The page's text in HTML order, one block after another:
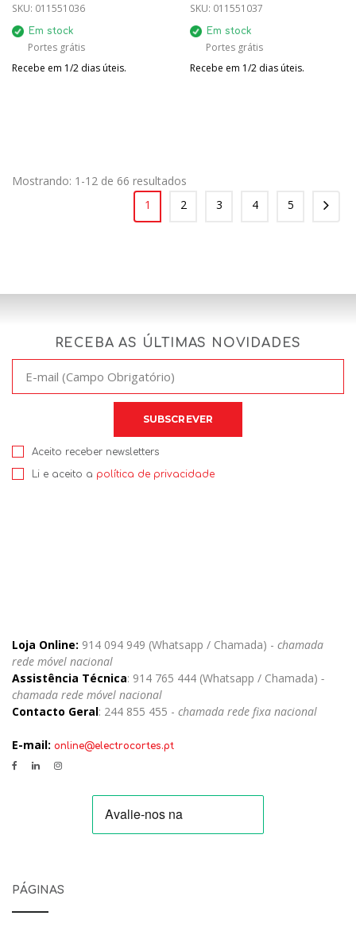
SKU: 011551036
Em stock
Portes grátis
Recebe em 1/2 dias úteis.
SKU: 011551037
Em stock
Portes grátis
Recebe em 1/2 dias úteis.
Mostrando: 1-12 de 66 resultados
1
2 3 4 5
RECEBA AS ÚLTIMAS NOVIDADES
Aceito receber newsletters
Li e aceito a política de privacidade
Loja Online: 914 094 949 (Whatsapp / Chamada) - chamada
rede móvel nacional
Assistência Técnica: 914 765 444 (Whatsapp / Chamada) -
chamada rede móvel nacional
Contacto Geral: 244 855 455 - chamada rede fixa nacional
E-mail: online@electrocortes.pt
PÁGINAS